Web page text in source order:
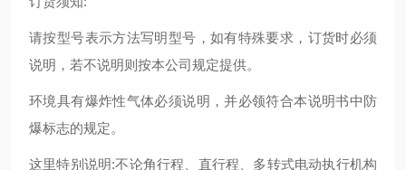
请按型号表示方法写明型号，如有特殊要求，订货时必须
说明，若不说明则按本公司规定提供。
环境具有爆炸性气体必须说明，并必领符合本说明书中防
爆标志的规定。
这里特别说明:不论角行程、直行程、多转式电动执行机构